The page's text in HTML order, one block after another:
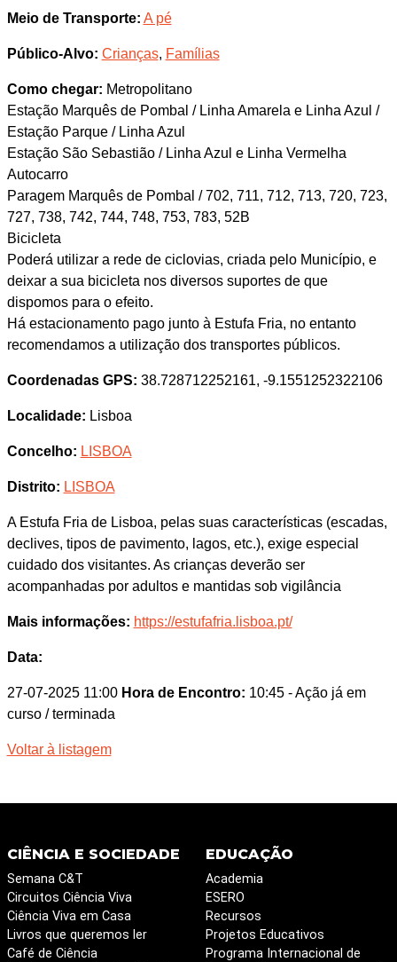
Meio de Transporte: A pé
Público-Alvo: Crianças, Famílias
Como chegar: Metropolitano
Estação Marquês de Pombal / Linha Amarela e Linha Azul /
Estação Parque / Linha Azul
Estação São Sebastião / Linha Azul e Linha Vermelha
Autocarro
Paragem Marquês de Pombal / 702, 711, 712, 713, 720, 723,
727, 738, 742, 744, 748, 753, 783, 52B
Bicicleta
Poderá utilizar a rede de ciclovias, criada pelo Município, e
deixar a sua bicicleta nos diversos suportes de que
dispomos para o efeito.
Há estacionamento pago junto à Estufa Fria, no entanto
recomendamos a utilização dos transportes públicos.
Coordenadas GPS: 38.728712252161, -9.1551252322106
Localidade: Lisboa
Concelho: LISBOA
Distrito: LISBOA
A Estufa Fria de Lisboa, pelas suas características (escadas,
declives, tipos de pavimento, lagos, etc.), exige especial
cuidado dos visitantes. As crianças deverão ser
acompanhadas por adultos e mantidas sob vigilância
Mais informações: https://estufafria.lisboa.pt/
Data:
27-07-2025 11:00 Hora de Encontro: 10:45 - Ação já em
curso / terminada
Voltar à listagem
CIÊNCIA E SOCIEDADE
Semana C&T
Circuitos Ciência Viva
Ciência Viva em Casa
Livros que queremos ler
Café de Ciência
EDUCAÇÃO
Academia
ESERO
Recursos
Projetos Educativos
Programa Internacional de